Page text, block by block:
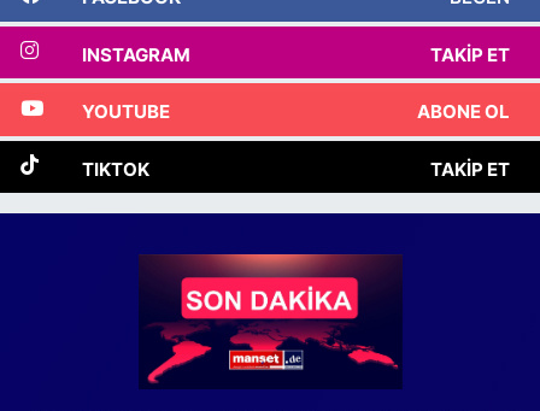
INSTAGRAM TAKIP ET
YOUTUBE ABONE OL
TIKTOK TAKIP ET